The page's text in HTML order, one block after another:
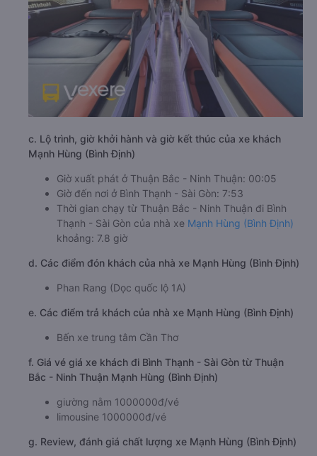
c. Lộ trình, giờ khởi hành và giờ kết thúc của xe khách
Mạnh Hùng (Bình Định)
Giờ xuất phát ở Thuận Bắc - Ninh Thuận: 00:05
Giờ đến nơi ở Bình Thạnh - Sài Gòn: 7:53
Thời gian chạy từ Thuận Bắc - Ninh Thuận đi Bình
Thạnh - Sài Gòn của nhà xe Mạnh Hùng (Bình Định)
khoảng: 7.8 giờ
d. Các điểm đón khách của nhà xe Mạnh Hùng (Bình Định)
Phan Rang (Dọc quốc lộ 1A)
e. Các điểm trả khách của nhà xe Mạnh Hùng (Bình Định)
Bến xe trung tâm Cần Thơ
f. Giá vé giá xe khách đi Bình Thạnh - Sài Gòn từ Thuận
Bắc - Ninh Thuận Mạnh Hùng (Bình Định)
giường nằm 1000000đ/vé
limousine 1000000đ/vé
g. Review, đánh giá chất lượng xe Mạnh Hùng (Bình Định)